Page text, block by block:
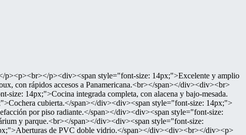
p><div><span style="font-size: 14px;">Excelente y amplio
con rápidos accesos a Panamericana.<br></span></div><div><br>
14px;">Cocina integrada completa, con alacena y bajo-mesada.
cubierta.</span></div><div><span style="font-size: 14px;">
por piso radiante.</span></div><div><span style="font-size:
y parque.<br></span></div><div><span style="font-size:
de PVC doble vidrio.</span></div><div><br></div><p>